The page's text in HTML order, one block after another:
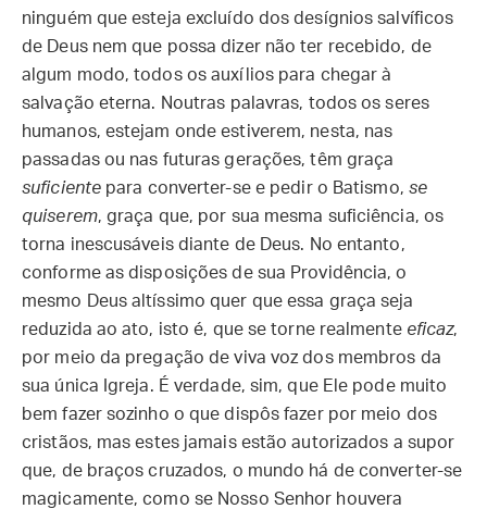
ninguém que esteja excluído dos desígnios salvíficos
de Deus nem que possa dizer não ter recebido, de
algum modo, todos os auxílios para chegar à
salvação eterna. Noutras palavras, todos os seres
humanos, estejam onde estiverem, nesta, nas
passadas ou nas futuras gerações, têm graça
suficiente para converter-se e pedir o Batismo, se
quiserem, graça que, por sua mesma suficiência, os
torna inescusáveis diante de Deus. No entanto,
conforme as disposições de sua Providência, o
mesmo Deus altíssimo quer que essa graça seja
reduzida ao ato, isto é, que se torne realmente eficaz,
por meio da pregação de viva voz dos membros da
sua única Igreja. É verdade, sim, que Ele pode muito
bem fazer sozinho o que dispôs fazer por meio dos
cristãos, mas estes jamais estão autorizados a supor
que, de braços cruzados, o mundo há de converter-se
magicamente, como se Nosso Senhor houvera